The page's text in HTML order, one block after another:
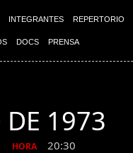
INTEGRANTES REPERTORIO
DOCS PRENSA
DE 1973
HORA 20:30